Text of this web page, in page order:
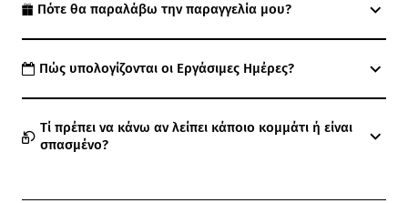
Πότε θα παραλάβω την παραγγελία μου?
Πώς υπολογίζονται οι Εργάσιμες Ημέρες?
Τί πρέπει να κάνω αν λείπει κάποιο κομμάτι ή είναι
σπασμένο?